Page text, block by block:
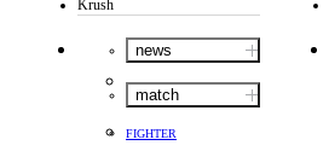
Krush
news
match
FIGHTER